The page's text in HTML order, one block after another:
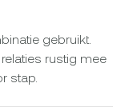
gebruikt.
rustig mee
stap.